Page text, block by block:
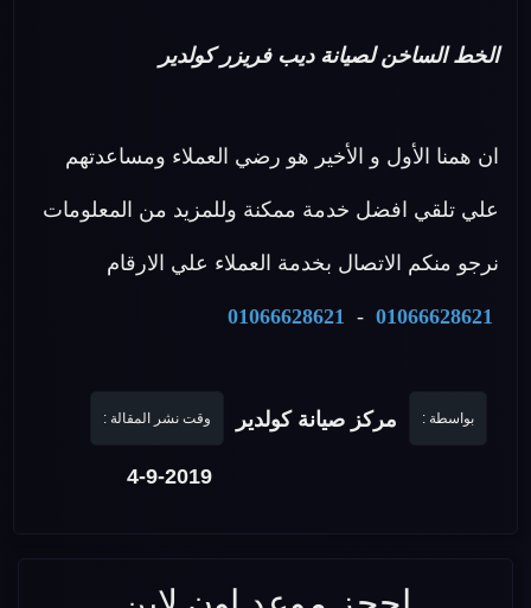
الخط الساخن لصيانة ديب فريزر كولدير
ان همنا الأول و الأخير هو رضي العملاء ومساعدتهم
علي تلقي افضل خدمة ممكنة وللمزيد من المعلومات
نرجو منكم الاتصال بخدمة العملاء علي الارقام
01066628621
-
01066628621
بواسطة : مركز صيانة كولدير وقت نشر المقالة :
4-9-2019